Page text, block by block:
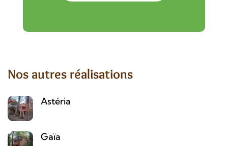
Nos autres réalisations
Astéria
Gaïa